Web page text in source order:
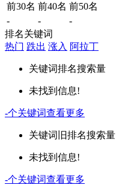
前30名 前40名 前50名
-
-
-
排名关键词
热门 跌出 涨入 阿拉丁
关键词排名搜索量
未找到信息!
-个关键词查看更多
关键词 旧排名搜索量
未找到信息!
-个关键词查看更多